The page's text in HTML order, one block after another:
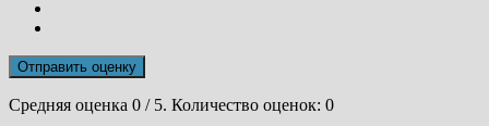
Отправить оценку
Средняя оценка 0 / 5. Количество оценок: 0